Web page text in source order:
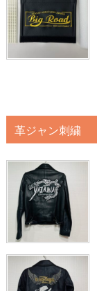
革ジャン刺繍